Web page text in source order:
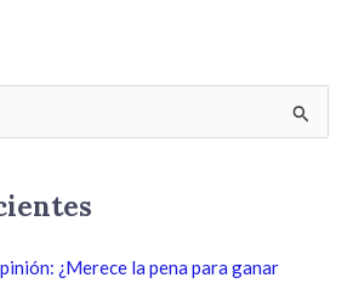
¿Merece la pena para ganar